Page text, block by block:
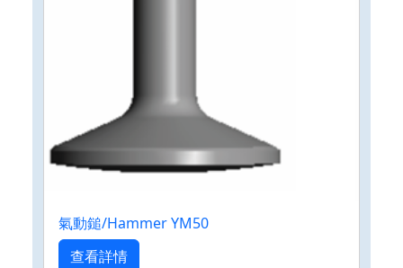
氣動鎚/Hammer YM50
查看詳情